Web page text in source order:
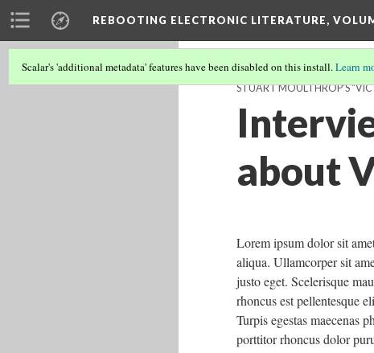
REBOOTING ELECTRONIC LITERATURE,
Scalar's 'additional metadata' features have been disabled on this install.Learn
STUART MOULTHROP'S
about
Lorem ipsum dolor sit
aliqua. Ullamcorper sit
justo eget. Scelerisque
rhoncus est pellentesque
Turpis egestas maecenas
porttitor rhoncus dolor